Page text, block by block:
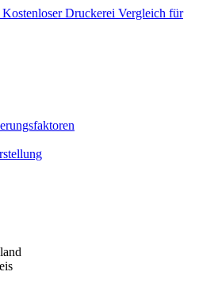
Kostenloser Druckerei Vergleich für